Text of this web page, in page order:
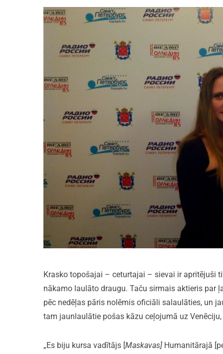
Krasko topošajai – ceturtajai – sievai ir apritējuši
nākamo laulāto draugu. Taču sirmais aktieris par
pēc nedēļas pāris nolēmis oficiāli salaulāties, un
tam jaunlaulātie pošas kāzu ceļojumā uz
„Es biju kursa vadītājs [Maskavas] Humanitārajā